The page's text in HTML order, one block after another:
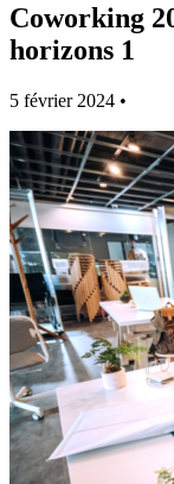
Coworking
horizons 1
5 février 2024 •